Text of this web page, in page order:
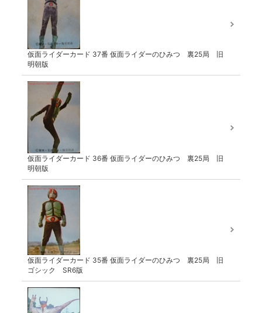
仮面ライダーカード 37番 仮面ライダーのひみつ 裏25局 旧
明朝版
仮面ライダーカード 36番 仮面ライダーのひみつ 裏25局 旧
明朝版
仮面ライダーカード 35番 仮面ライダーのひみつ 裏25局 旧
ゴシック SR6版